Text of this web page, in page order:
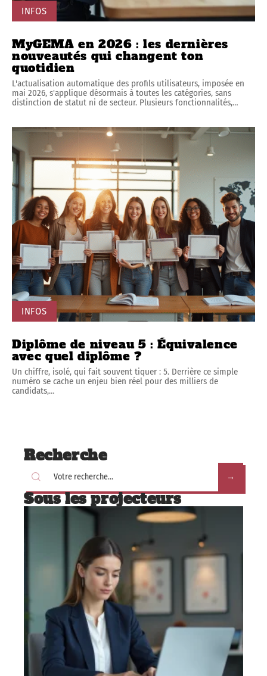
INFOS
MyGEMA en 2026 : les dernières
nouveautés qui changent ton
quotidien
L'actualisation automatique des profils utilisateurs, imposée en
mai 2026, s'applique désormais à toutes les catégories, sans
distinction de statut ni de secteur. Plusieurs fonctionnalités,…
INFOS
Diplôme de niveau 5 : Équivalence
avec quel diplôme ?
Un chiffre, isolé, qui fait souvent tiquer : 5. Derrière ce simple
numéro se cache un enjeu bien réel pour des milliers de
candidats,…
Recherche
Sous les projecteurs